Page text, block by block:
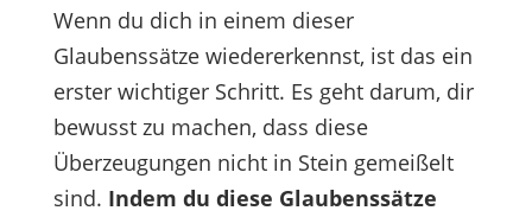
Wenn du dich in einem dieser
Glaubenssätze wiedererkennst, ist das ein
erster wichtiger Schritt. Es geht darum, dir
bewusst zu machen, dass diese
Überzeugungen nicht in Stein gemeißelt
sind. Indem du diese Glaubenssätze